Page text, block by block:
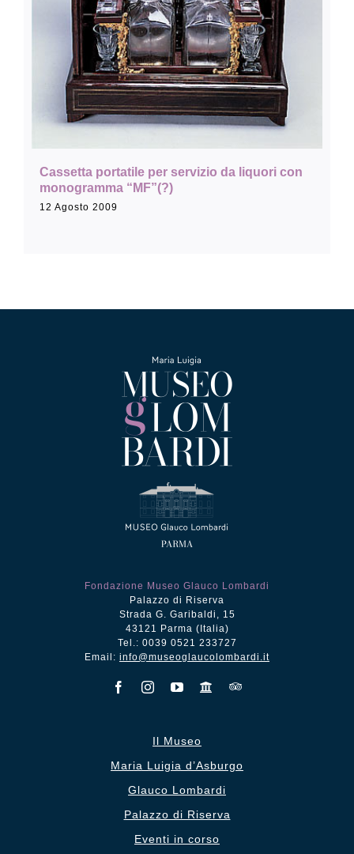
Collezione
Contatti e biglietti
Accessibilità
Dona
Cassetta portatile per servizio da liquori con
monogramma “MF”(?)
12 Agosto 2009
Fondazione Museo Glauco Lombardi
Palazzo di Riserva
Strada G. Garibaldi, 15
43121 Parma (Italia)
Tel.: 0039 0521 233727
Email: info@museoglaucolombardi.it
Il Museo
Maria Luigia d’Asburgo
Glauco Lombardi
Palazzo di Riserva
Eventi in corso